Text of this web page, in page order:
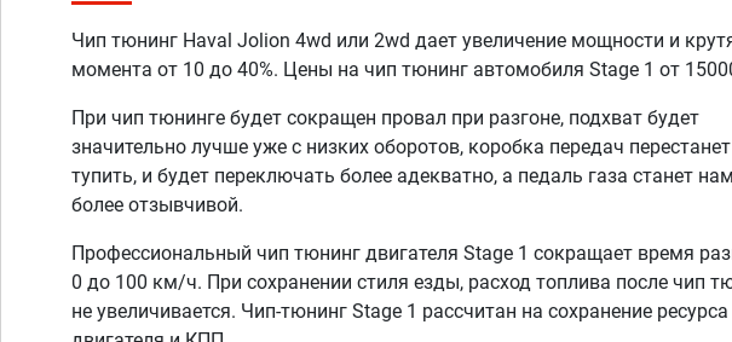
Чип тюнинг Haval Jolion 4wd или 2wd дает увеличение мощности и
момента от 10 до 40%. Цены на чип тюнинг автомобиля Stage 1 от
При чип тюнинге будет сокращен провал при разгоне, подхват будет
значительно лучше уже с низких оборотов, коробка передач перестанет
тупить, и будет переключать более адекватно, а педаль газа станет
более отзывчивой.
Профессиональный чип тюнинг двигателя Stage 1 сокращает время
0 до 100 км/ч. При сохранении стиля езды, расход топлива после чип
не увеличивается. Чип-тюнинг Stage 1 рассчитан на сохранение ресурса